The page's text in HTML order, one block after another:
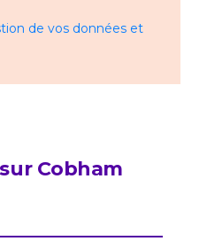
de vos données et
Cobham